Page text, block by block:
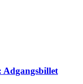
Adgangsbillet